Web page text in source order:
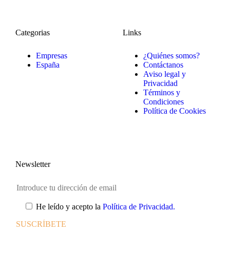
Categorias
Empresas
España
Links
¿Quiénes somos?
Contáctanos
Aviso legal y
Privacidad
Términos y
Condiciones
Política de Cookies
Newsletter
He leído y acepto la Política de Privacidad.